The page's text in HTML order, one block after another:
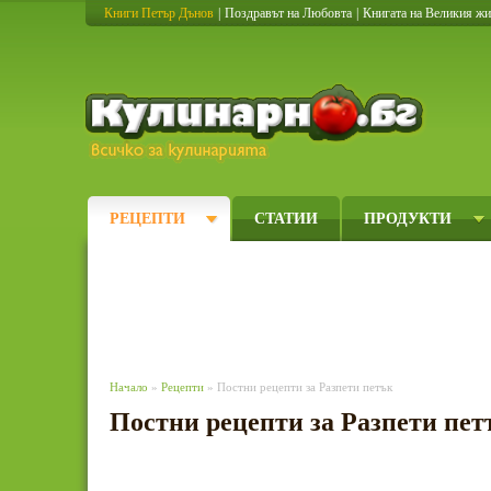
Книги Петър Дънов Поздравът на Любовта Книгата на Великия
РЕЦЕПТИ СТАТИИ ПРОДУКТИ
Начало » Рецепти » Постни рецепти за Разпети петък
Постни рецепти за Разпети